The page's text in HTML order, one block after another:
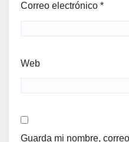
Correo electrónico *
Web
Guarda mi nombre,